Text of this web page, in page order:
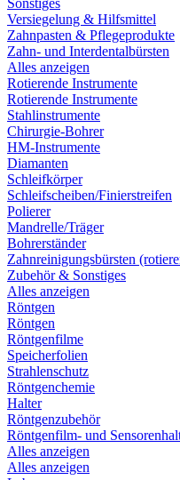
Sonstiges
Versiegelung & Hilfsmittel
Zahnpasten & Pflegeprodukte
Zahn- und Interdentalbürsten
Alles anzeigen
Rotierende Instrumente
Rotierende Instrumente
Stahlinstrumente
Chirurgie-Bohrer
HM-Instrumente
Diamanten
Schleifkörper
Schleifscheiben/Finierstreifen
Polierer
Mandrelle/Träger
Bohrerständer
Zahnreinigungsbürsten
Zubehör & Sonstiges
Alles anzeigen
Röntgen
Röntgen
Röntgenfilme
Speicherfolien
Strahlenschutz
Röntgenchemie
Halter
Röntgenzubehör
Röntgenfilm- und
Alles anzeigen
Alles anzeigen